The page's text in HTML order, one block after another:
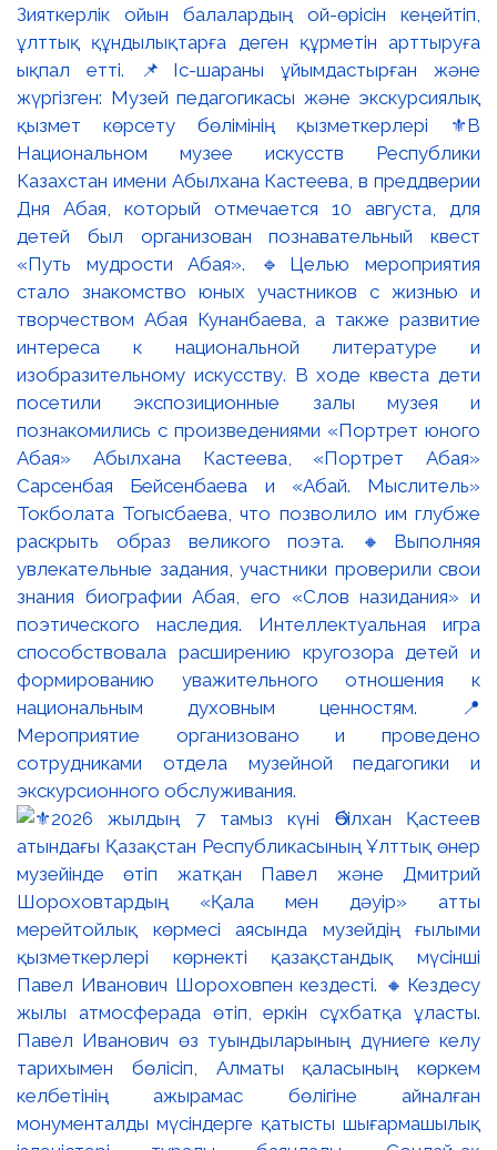
Зияткерлік ойын балалардың ой-өрісін кеңейтіп,
ұлттық құндылықтарға деген құрметін арттыруға
ықпал етті. 📌Іс-шараны ұйымдастырған және
жүргізген: Музей педагогикасы және экскурсиялық
қызмет көрсету бөлімінің қызметкерлері ⚜️В
Национальном музее искусств Республики
Казахстан имени Абылхана Кастеева, в преддверии
Дня Абая, который отмечается 10 августа, для
детей был организован познавательный квест
«Путь мудрости Абая». 🔹Целью мероприятия
стало знакомство юных участников с жизнью и
творчеством Абая Кунанбаева, а также развитие
интереса к национальной литературе и
изобразительному искусству. В ходе квеста дети
посетили экспозиционные залы музея и
познакомились с произведениями «Портрет юного
Абая» Абылхана Кастеева, «Портрет Абая»
Сарсенбая Бейсенбаева и «Абай. Мыслитель»
Токболата Тогысбаева, что позволило им глубже
раскрыть образ великого поэта. 🔸Выполняя
увлекательные задания, участники проверили свои
знания биографии Абая, его «Слов назидания» и
поэтического наследия. Интеллектуальная игра
способствовала расширению кругозора детей и
формированию уважительного отношения к
национальным духовным ценностям. 📍
Мероприятие организовано и проведено
сотрудниками отдела музейной педагогики и
экскурсионного обслуживания.